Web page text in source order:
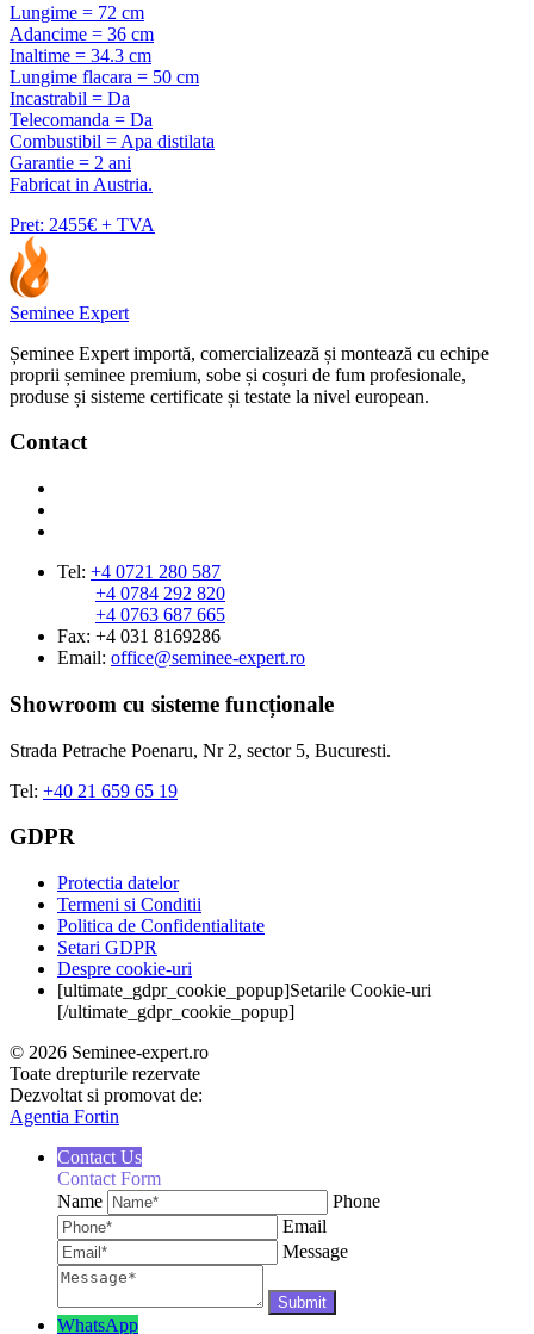
Lungime = 72 cm
Adancime = 36 cm
Inaltime = 34.3 cm
Lungime flacara = 50 cm
Incastrabil = Da
Telecomanda = Da
Combustibil = Apa distilata
Garantie = 2 ani
Fabricat in Austria.
Pret: 2455€ + TVA
Seminee Expert
Șeminee Expert importă, comercializează și montează cu echipe
proprii șeminee premium, sobe și coșuri de fum profesionale,
produse și sisteme certificate și testate la nivel european.
Contact
Tel: +4 0721 280 587
+4 0784 292 820
+4 0763 687 665
Fax: +4 031 8169286
Email: office@seminee-expert.ro
Showroom cu sisteme funcționale
Strada Petrache Poenaru, Nr 2, sector 5, Bucuresti.
Tel: +40 21 659 65 19
GDPR
Protectia datelor
Termeni si Conditii
Politica de Confidentialitate
Setari GDPR
Despre cookie-uri
[ultimate_gdpr_cookie_popup]Setarile Cookie-uri
[/ultimate_gdpr_cookie_popup]
© 2026 Seminee-expert.ro
Toate drepturile rezervate
Dezvoltat si promovat de:
Agentia Fortin
Contact Us
Contact Form
Name
Phone
Email
Message
WhatsApp